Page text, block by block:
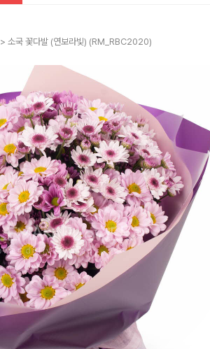
> 소국 꽃다발 (연보라빛) (RM_RBC2020)